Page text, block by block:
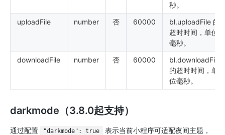
秒。
uploadFile
number 否 60000
bl.uploadFile 的
超时时间，单位
毫秒。
downloadFile
number 否 60000
bl.downloadFile
的超时时间，单
位毫秒。
darkmode（3.8.0起支持）
通过配置 "darkmode": true
表示当前小程序可适配夜间主题，